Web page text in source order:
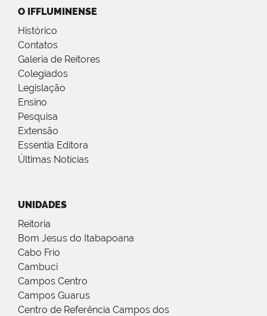
O IFFLUMINENSE
Histórico
Contatos
Galeria de Reitores
Colegiados
Legislação
Ensino
Pesquisa
Extensão
Essentia Editora
Últimas Notícias
UNIDADES
Reitoria
Bom Jesus do Itabapoana
Cabo Frio
Cambuci
Campos Centro
Campos Guarus
Centro de Referência Campos dos